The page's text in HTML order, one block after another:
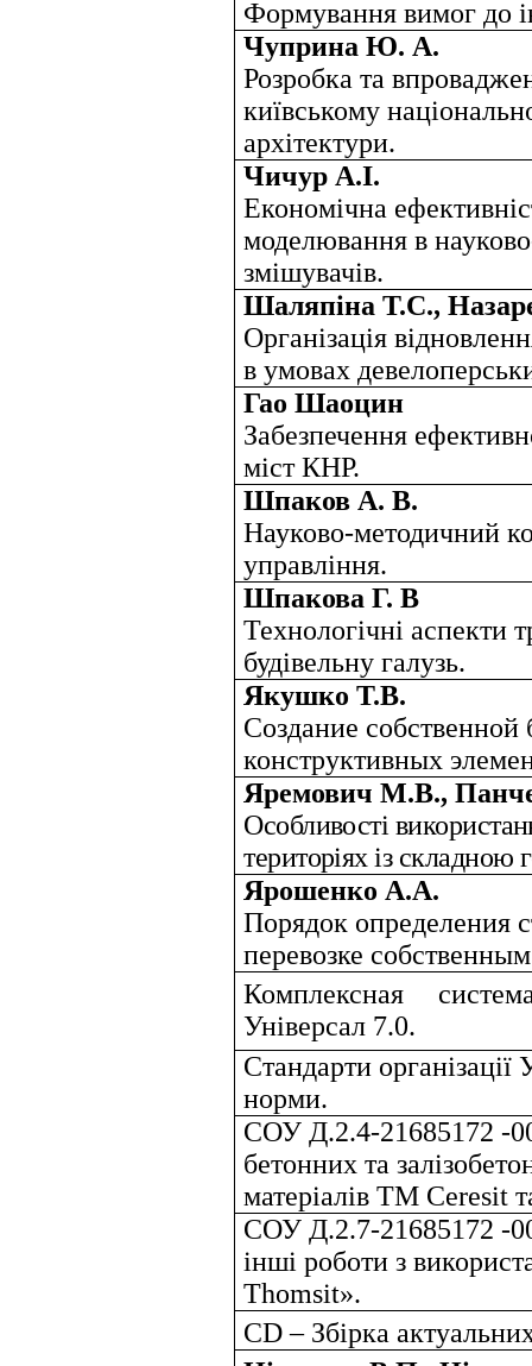
Формування вимог до
Чуприна Ю. А.
Розробка та
київському
архітектури.
Чичур А.І.
Економічна
моделювання в
змішувачів.
Шаляпіна Т.С.,
Організація
в умовах
Гао Шаоцин
Забезпечення
міст КНР.
Шпаков А. В.
Науково-методичний
управління.
Шпакова Г. В
Технологічні аспекти
будівельну галузь.
Якушко Т.В.
Создание собственной
конструктивных
Яремович М.В.,
Особливості
територіях із складною
Ярошенко А.А.
Порядок определения
перевозке
Комплексная
Універсал 7.0.
Стандарти
норми.
СОУ Д.2.4-21685172 -
бетонних та
матеріалів ТМ Ceresit
СОУ Д.2.7-21685172 -
інші роботи з
Thomsit».
CD – Збірка